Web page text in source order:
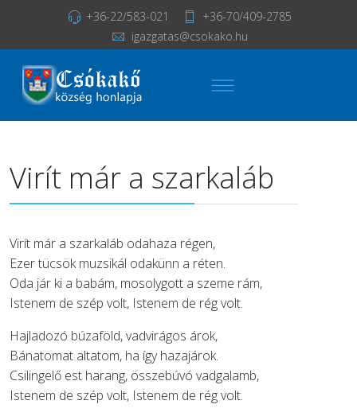
+36-22/583-021
+36-70/409-2785
igazgatas@csokako.hu
Virít már a szarkaláb
Virít már a szarkaláb odahaza régen,
Ezer tücsök muzsikál odakünn a réten.
Oda jár ki a babám, mosolygott a szeme rám,
Istenem de szép volt, Istenem de rég volt.
Hajladozó búzaföld, vadvirágos árok,
Bánatomat altatom, ha így hazajárok.
Csilingelő est harang, összebúvó vadgalamb,
Istenem de szép volt, Istenem de rég volt.